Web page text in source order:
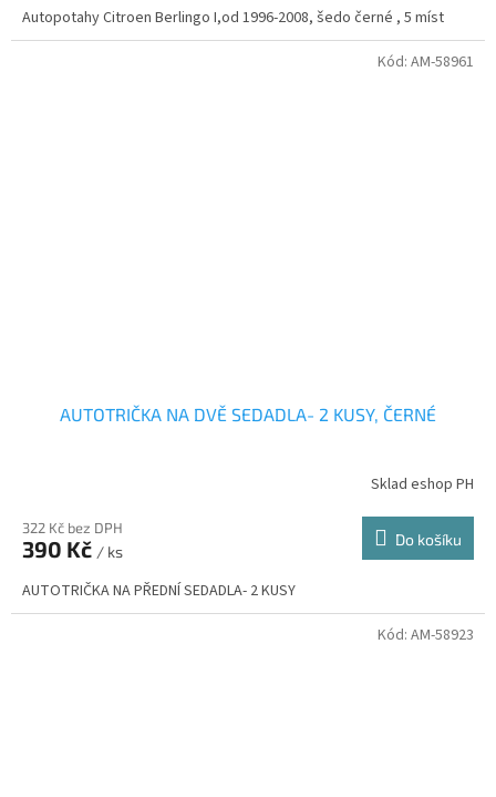
Autopotahy Citroen Berlingo I,od 1996-2008, šedo černé , 5 míst
AUTOTRIČKA NA DVĚ SEDADLA- 2 KUSY, ČERNÉ
Sklad eshop PH
322 Kč bez DPH
390 Kč / ks
Do košíku
AUTOTRIČKA NA PŘEDNÍ SEDADLA- 2 KUSY
Kód: AM-58961
Kód: AM-58923